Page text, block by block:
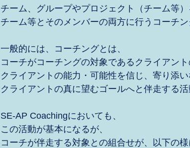
チーム、グループやプロジェクト（チーム等）
チーム等とそのメンバーの両方に行うコーチン
一般的には、コーチングとは、
コーチがコーチングの対象であるクライアント
クライアントの能力・可能性を信じ、寄り添い
クライアントの真に望むゴールへと伴走する活
SE-AP Coachingにおいても、
この活動が基本になるが、
コーチが伴走する対象との組合せが、以下の様